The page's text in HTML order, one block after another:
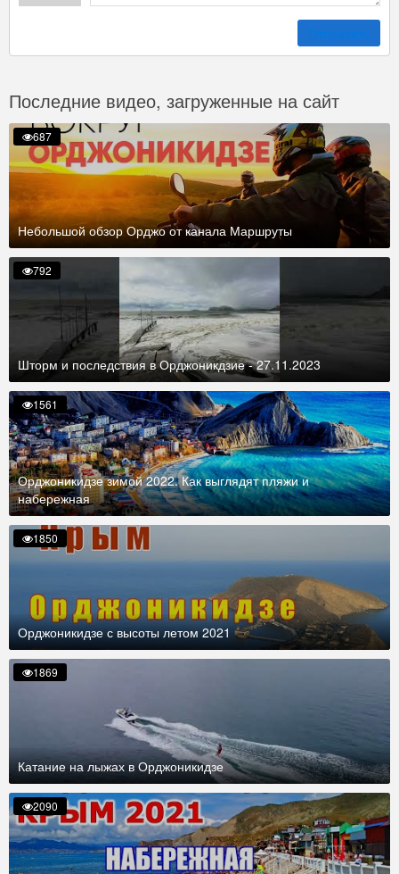
Отправить
Последние видео, загруженные на сайт
Небольшой обзор Орджо от канала Маршруты
687
Шторм и последствия в Орджоникдзие - 27.11.2023
792
Орджоникидзе зимой 2022. Как выглядят пляжи и
набережная
1561
Орджоникидзе с высоты летом 2021
1850
Катание на лыжах в Орджоникидзе
1869
2090